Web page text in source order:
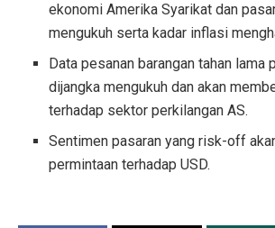
ekonomi Amerika Syarikat dan
mengukuh serta kadar inflasi
Data pesanan barangan tahan lama
dijangka mengukuh dan akan
terhadap sektor perkilangan AS.
Sentimen pasaran yang risk-off
permintaan terhadap USD.